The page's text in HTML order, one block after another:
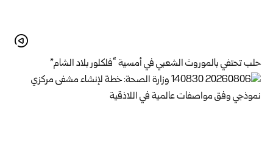
حلب تحتفي بالموروث الشعبي في أمسية “فلكلور بلاد الشام”